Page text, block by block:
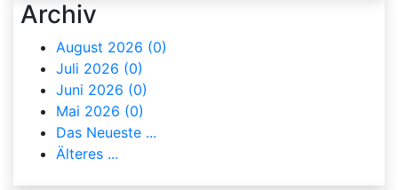
Archiv
August 2026 (0)
Juli 2026 (0)
Juni 2026 (0)
Mai 2026 (0)
Das Neueste ...
Älteres ...